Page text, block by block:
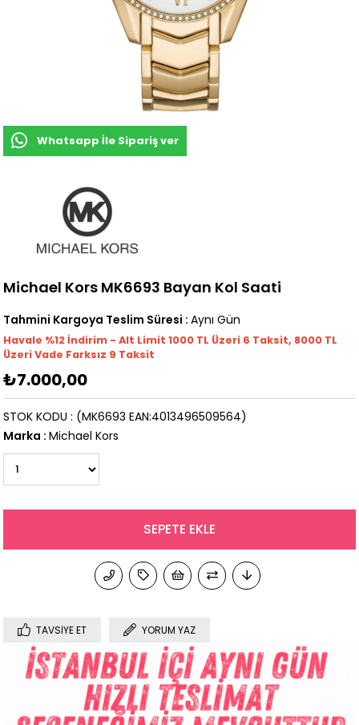
Whatsapp İle Sipariş ver
Michael Kors MK6693 Bayan Kol Saati
Tahmini Kargoya Teslim Süresi : Aynı Gün
Havale %12 İndirim - Alt Limit 1000 TL Üzeri 6 Taksit, 8000 TL
Üzeri Vade Farksız 9 Taksit
₺7.000,00
(MK6693 EAN:4013496509564)
STOK KODU
Marka : Michael Kors
TAVSIYE ET YORUM YAZ